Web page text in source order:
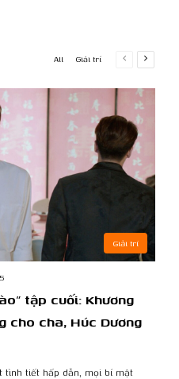
All Giải trí
PreviousNext
Giải trí
tập cuối: Khương
cho cha, Húc Dương
tình tiết hấp dẫn, mọi bí mật